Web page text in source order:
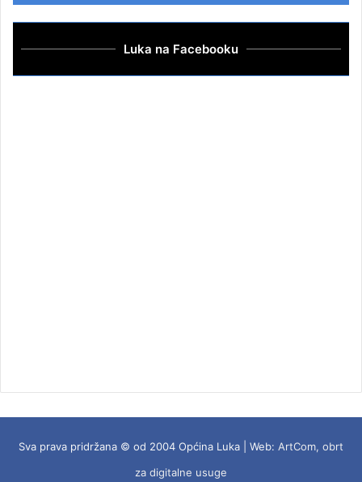
Luka na Facebooku
Sva prava pridržana © od 2004 Općina Luka | Web: ArtCom, obrt
za digitalne usuge